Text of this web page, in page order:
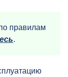
правилам
.